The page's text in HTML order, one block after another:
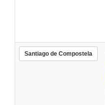
Santiago de Compostela